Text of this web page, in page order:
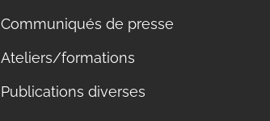
Communiqués de presse
Ateliers/formations
Publications diverses